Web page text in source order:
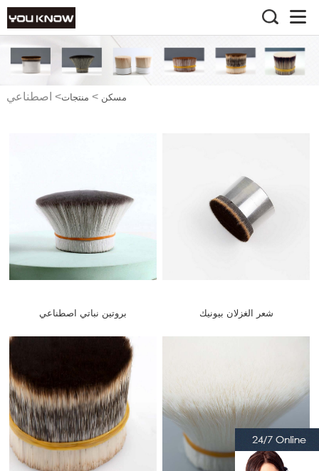
مسكن > منتجات> اصطناعي
بروتين نباتي اصطناعي شعر الغزلان بيونيك